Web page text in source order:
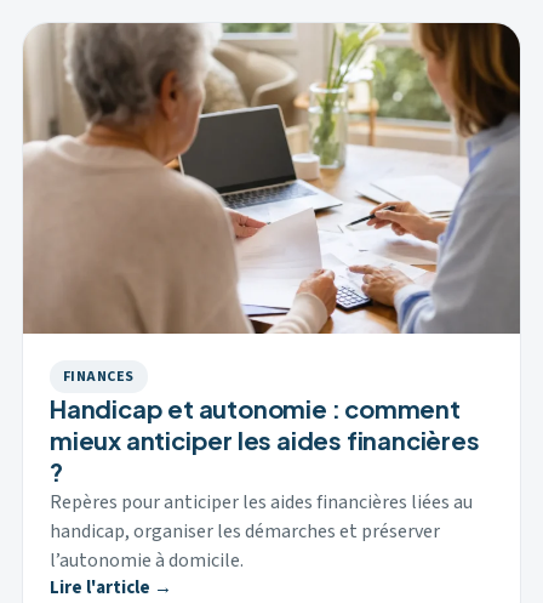
FINANCES
Handicap et autonomie : comment
mieux anticiper les aides financières
?
Repères pour anticiper les aides financières liées au
handicap, organiser les démarches et préserver
l’autonomie à domicile.
Lire l'article →